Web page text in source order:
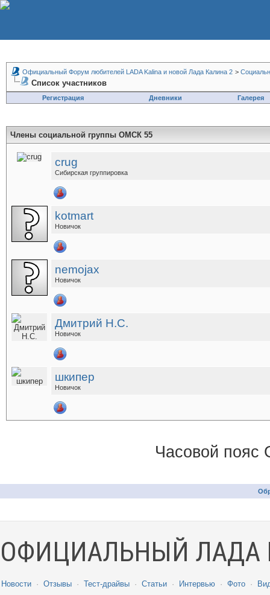
Официальный Форум любителей LADA Kalina и новой Лада Калина 2 >
Список участников
Регистрация Дневники Галерея
Члены социальной группы ОМСК 55
crug
Сибирская группировка
kotmart
Новичок
nemojax
Новичок
Дмитрий Н.С.
Новичок
шкипер
Новичок
Часовой пояс
ОФИЦИАЛЬНЫЙ ЛАДА
Новости · Отзывы · Тест-драйвы · Статьи · Интервью · Фото ·